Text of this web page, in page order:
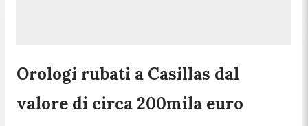
Orologi rubati a Casillas dal
valore di circa 200mila euro